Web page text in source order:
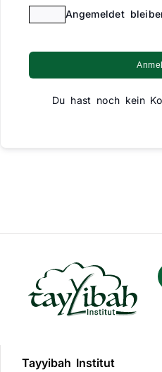
Angemeldet
Du hast noch kein
Tayyibah Institut